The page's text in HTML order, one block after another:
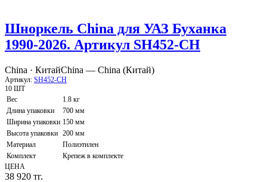
Шноркель China для УАЗ Буханка
1990-2026. Артикул SH452-CH
China · КитайChina — China (Китай)
Артикул: SH452-CH
10 ШТ
Вес
1.8 кг
Длина упаковки
700 мм
Ширина упаковки 150 мм
Высота упаковки 200 мм
Материал
Полиэтилен
Комплект
Крепеж в комплекте
ЦЕНА
38 920 тг.